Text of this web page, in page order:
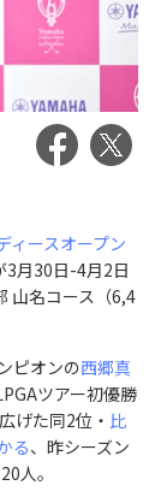
ィースオープン
3月30日-4月2日
山名コース（6,4
ピオンの西郷真
ツアー初優勝
げた同2位・ 比
る、昨シーズン
人。